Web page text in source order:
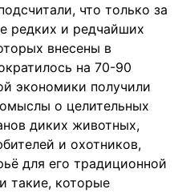
что только за
редких и редчайших
внесены в
на 70-90
экономики получили
о целительных
диких животных,
и охотников,
для его традиционной
такие, которые